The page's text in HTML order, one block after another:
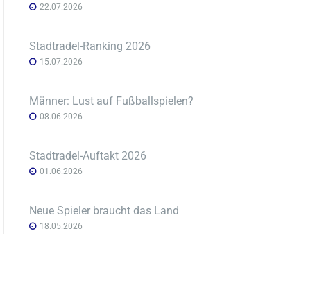
22.07.2026
Stadtradel-Ranking 2026
15.07.2026
Männer: Lust auf Fußballspielen?
08.06.2026
Stadtradel-Auftakt 2026
01.06.2026
Neue Spieler braucht das Land
18.05.2026